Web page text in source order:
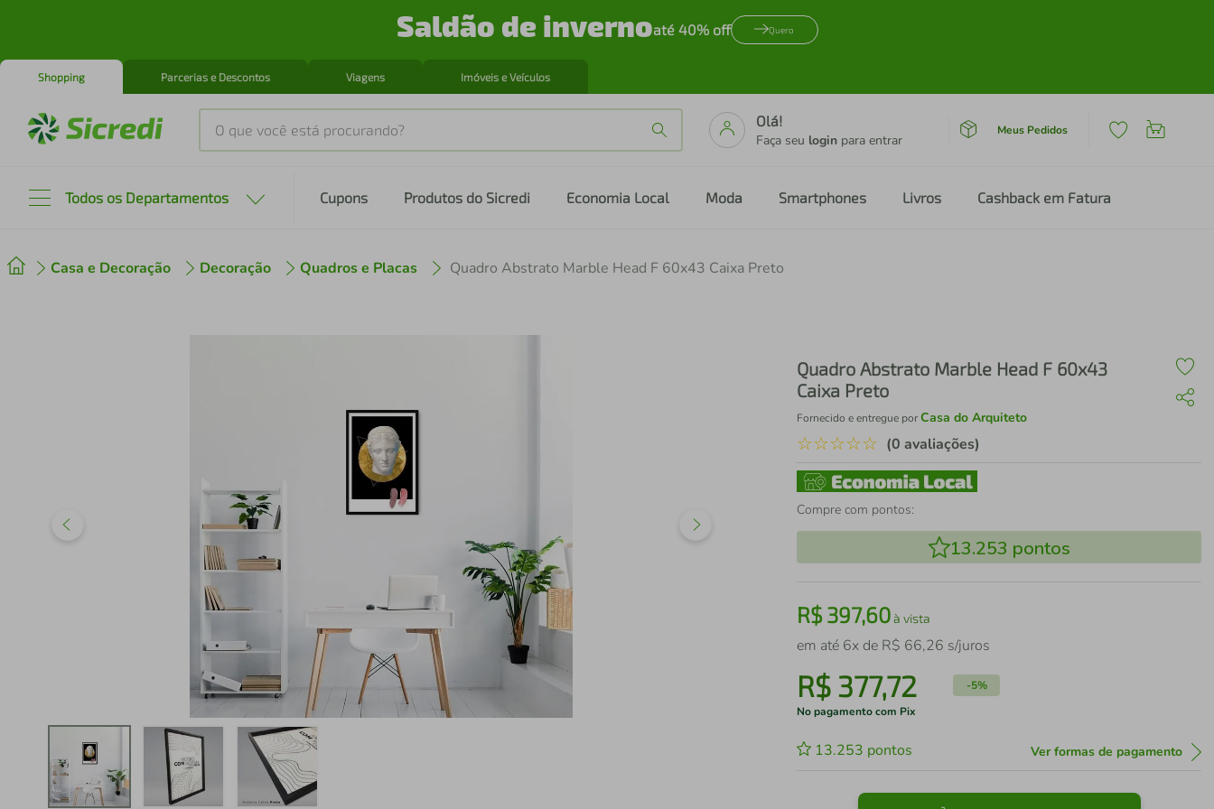
Saldão de invernoaté 40% off Quero
Shopping Parcerias e Descontos Viagens Imóveis e Veículos
O que você está procurando?
Olá!
Faça seu login para entrar
Meus Pedidos
Todos os Departamentos Cupons Produtos do Sicredi Economia Local Moda Smartphones Livros Cashback em Fatura
Casa e Decoração Decoração Quadros e Placas Quadro Abstrato Marble Head F 60x43 Caixa Preto
Quadro Abstrato Marble Head F 60x43
Caixa Preto
Fornecido e entregue porCasa do Arquiteto
☆☆☆☆☆ (0 avaliações)
Compre com pontos:
13.253 pontos
R$397,60à vista
em até 6x de R$ 66,26 s/juros
R$ 377,72 -5%
No pagamento com Pix
13.253 pontos Ver formas de pagamento
º cafeteira